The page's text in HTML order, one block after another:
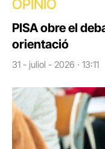
OPINIÓ
PISA obre el
orientació
31 - juliol - 2026 · 13:11